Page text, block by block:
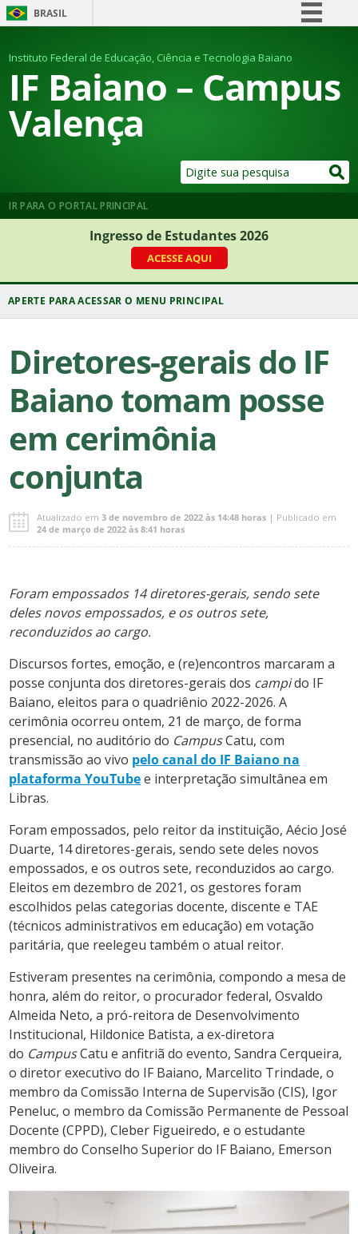
BRASIL
Comunica BR
Participe
Instituto Federal de Educação, Ciência e Tecnologia Baiano
IF Baiano – Campus
Valença
IR PARA O PORTAL PRINCIPAL
Ingresso de Estudantes 2026
ACESSE AQUI
Diretores-gerais do IF
Baiano tomam posse
em cerimônia
conjunta
Atualizado em3 de novembro de 2022 às 14:48 horas | Publicado em
24 de março de 2022 às 8:41 horas
Foram empossados 14 diretores-gerais, sendo sete
deles novos empossados, e os outros sete,
reconduzidos ao cargo.
Discursos fortes, emoção, e (re)encontros marcaram a
posse conjunta dos diretores-gerais dos campido IF
Baiano, eleitos para o quadriênio 2022-2026. A
cerimônia ocorreu ontem, 21 de março, de forma
presencial, no auditório do CampusCatu, com
transmissão ao vivo pelo canal do IF Baiano na
plataforma YouTubee interpretação simultânea em
Libras.
Foram empossados, pelo reitor da instituição, Aécio José
Duarte, 14 diretores-gerais, sendo sete deles novos
empossados, e os outros sete, reconduzidos ao cargo.
Eleitos em dezembro de 2021, os gestores foram
escolhidos pelas categorias docente, discente e TAE
(técnicos administrativos em educação) em votação
paritária, que reelegeu também o atual reitor.
Estiveram presentes na cerimônia, compondo a mesa de
honra, além do reitor, o procurador federal, Osvaldo
Almeida Neto, a pró-reitora de Desenvolvimento
Institucional, Hildonice Batista, a ex-diretora
do CampusCatu e anfitriã do evento, Sandra Cerqueira,
o diretor executivo do IF Baiano, Marcelito Trindade, o
membro da Comissão Interna de Supervisão (CIS), Igor
Peneluc, o membro da Comissão Permanente de Pessoal
Docente (CPPD), Cleber Figueiredo, e o estudante
membro do Conselho Superior do IF Baiano, Emerson
Oliveira.